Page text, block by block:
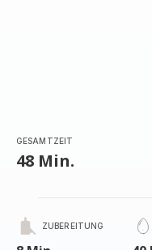
GESAMTZEIT
48 Min.
ZUBEREITUNG